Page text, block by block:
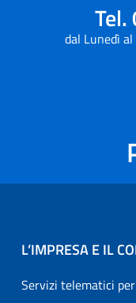
dal Lunedì
L’IMPRESA E IL
Servizi telematici